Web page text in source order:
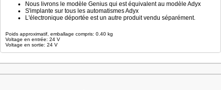
Nous livrons le modèle Genius qui est équivalent au modèle Adyx
S'implante sur tous les automatismes Adyx
L'électronique déportée est un autre produit vendu séparément.
Poids approximatif, emballage compris: 0.40 kg
Voltage en entrée: 24 V
Voltage en sortie: 24 V